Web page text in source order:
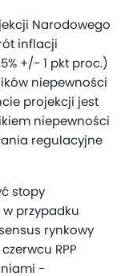
Narodowego
inflacji
+/- 1 pkt proc.)
niepewności
projekcji jest
niepewności
regulacyjne
stopy
w przypadku
rynkowy
RPP
-